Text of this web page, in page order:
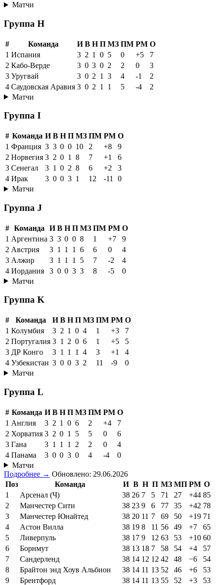
Матчи
Группа H
# Команда И В Н П МЗ ПМ РМ О
1 Испания 3 2 1 0 5 0 +5
7
2 Кабо-Верде 3 0 3 0 2 2 0
3
3 Уругвай 3 0 2 1 3 4 -1
2
4 Саудовская Аравия 3 0 2 1 1 5 -4
2
Матчи
Группа I
# Команда И В Н П МЗ ПМ РМ О
1 Франция 3 3 0 0 10 2 +8
9
2 Норвегия 3 2 0 1 8 7 +1
6
3 Сенегал 3 1 0 2 8 6 +2
3
4 Ирак 3 0 0 3 1 12 -11
0
Матчи
Группа J
# Команда И В Н П МЗ ПМ РМ О
1 Аргентина 3 3 0 0 8 1 +7
9
2 Австрия 3 1 1 1 6 6 0
4
3 Алжир 3 1 1 1 5 7 -2
4
4 Иордания 3 0 0 3 3 8 -5
0
Матчи
Группа K
# Команда И В Н П МЗ ПМ РМ О
1 Колумбия 3 2 1 0 4 1 +3
7
2 Португалия 3 1 2 0 6 1 +5
5
3 ДР Конго 3 1 1 1 4 3 +1
4
4 Узбекистан 3 0 0 3 2 11 -9
0
Матчи
Группа L
# Команда И В Н П МЗ ПМ РМ О
1 Англия 3 2 1 0 6 2 +4
7
2 Хорватия 3 2 0 1 5 5 0
6
3 Гана 3 1 1 1 2 2 0
4
4 Панама 3 0 0 3 0 4 -4
0
Матчи
Подробнее → Обновлено: 29.06.2026
Поз
Команда И В Н П МЗ МП РМ О
1
Арсенал (Ч) 38 26 7 5 71 27 +44 85
2
Манчестер Сити 38 23 9 6 77 35 +42 78
3
Манчестер Юнайтед 38 20 11 7 69 50 +19 71
4
Астон Вилла 38 19 8 11 56 49 +7
65
5
Ливерпуль 38 17 9 12 63 53 +10 60
6
Борнмут 38 13 18 7 58 54 +4
57
7
Сандерленд 38 14 12 12 42 48 −6
54
8
Брайтон энд Хоув Альбион 38 14 11 13 52 46 +6
53
9
Брентфорд 38 14 11 13 55 52 +3
53